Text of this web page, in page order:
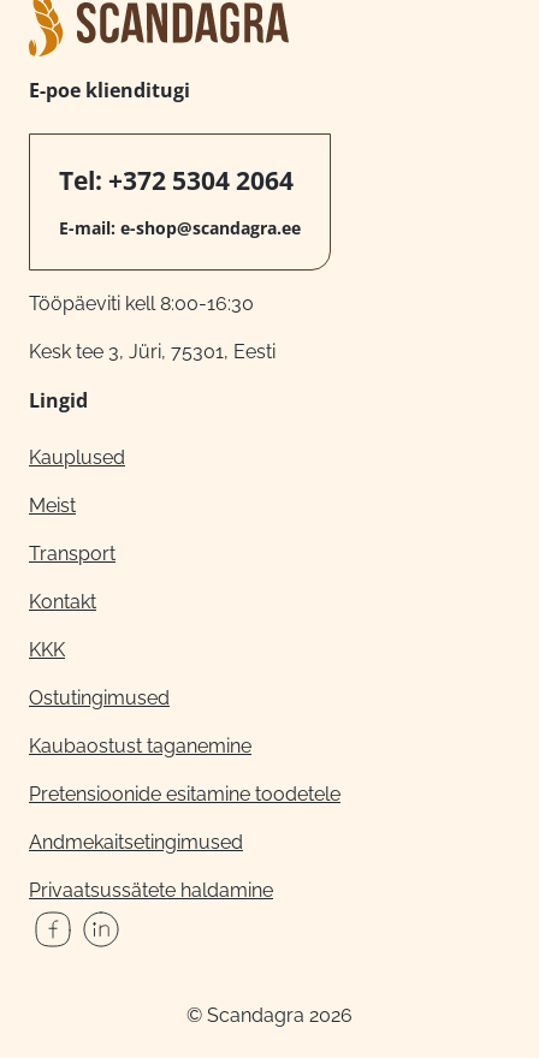
E-poe klienditugi
Tel: +372 5304 2064
E-mail: e-shop@scandagra.ee
Tööpäeviti kell 8:00-16:30
Kesk tee 3, Jüri, 75301, Eesti
Lingid
Kauplused
Meist
Transport
Kontakt
KKK
Ostutingimused
Kaubaostust taganemine
Pretensioonide esitamine toodetele
Andmekaitsetingimused
Privaatsussätete haldamine
© Scandagra 2026